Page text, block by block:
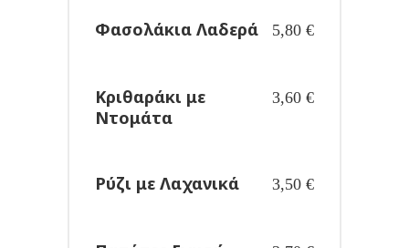
Φασολάκια Λαδερά 5,80 €
Κριθαράκι με
Ντομάτα
3,60 €
Ρύζι με Λαχανικά 3,50 €